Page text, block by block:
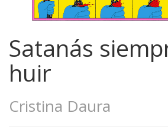
Satanás
huir
Cristina Daura